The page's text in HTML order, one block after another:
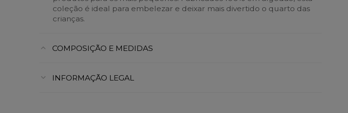
coleção é ideal para embelezar e deixar mais divertido o quarto das
crianças.
COMPOSIÇÃO E MEDIDAS
INFORMAÇÃO LEGAL